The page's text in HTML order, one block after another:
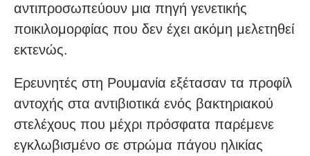
αντιπροσωπεύουν μια πηγή γενετικής
ποικιλομορφίας που δεν έχει ακόμη μελετηθεί
εκτενώς.
Ερευνητές στη Ρουμανία εξέτασαν τα προφίλ
αντοχής στα αντιβιοτικά ενός βακτηριακού
στελέχους που μέχρι πρόσφατα παρέμενε
εγκλωβισμένο σε στρώμα πάγου ηλικίας